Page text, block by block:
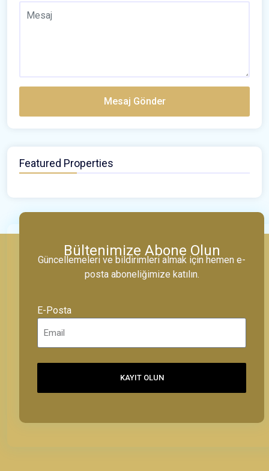
Mesaj Gönder
Featured Properties
Bültenimize Abone Olun
Güncellemeleri ve bildirimleri almak için hemen e-
posta aboneliğimize katılın.
E-Posta
KAYIT OLUN